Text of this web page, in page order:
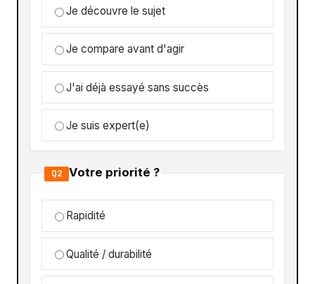
Je découvre le sujet
Je compare avant d'agir
J'ai déjà essayé sans succès
Je suis expert(e)
Q2 Votre priorité ?
Rapidité
Qualité / durabilité